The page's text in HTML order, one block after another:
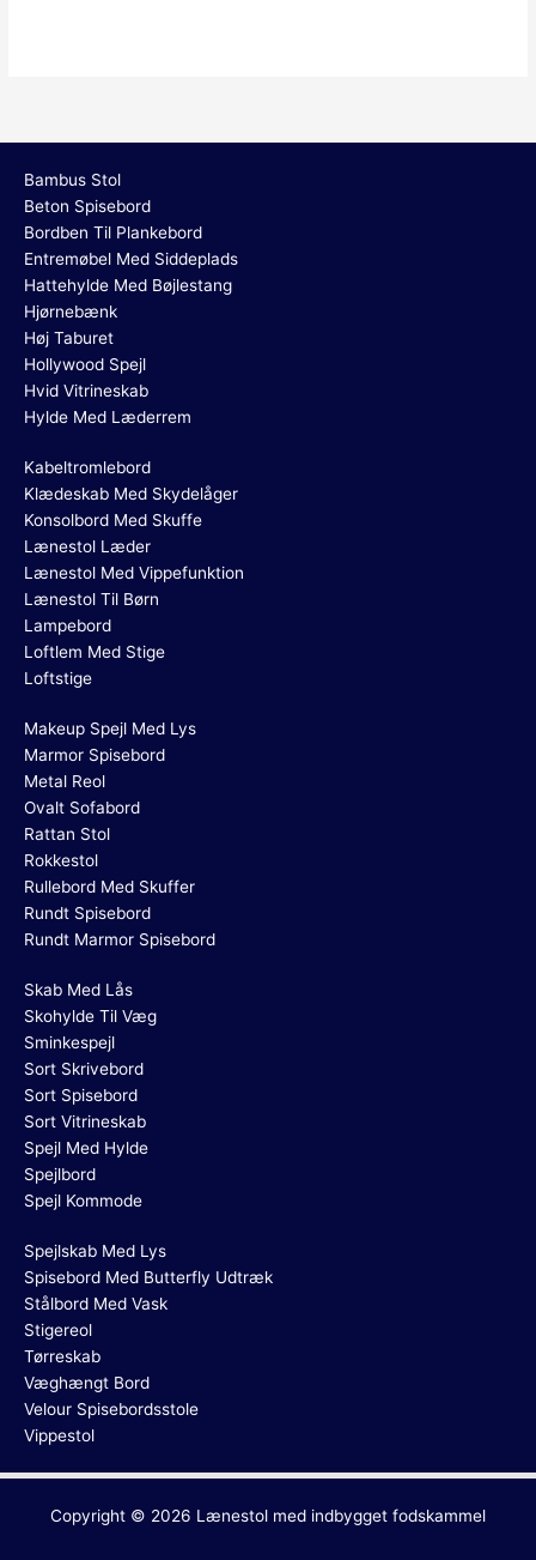
Bambus Stol
Beton Spisebord
Bordben Til Plankebord
Entremøbel Med Siddeplads
Hattehylde Med Bøjlestang
Hjørnebænk
Høj Taburet
Hollywood Spejl
Hvid Vitrineskab
Hylde Med Læderrem
Kabeltromlebord
Klædeskab Med Skydelåger
Konsolbord Med Skuffe
Lænestol Læder
Lænestol Med Vippefunktion
Lænestol Til Børn
Lampebord
Loftlem Med Stige
Loftstige
Makeup Spejl Med Lys
Marmor Spisebord
Metal Reol
Ovalt Sofabord
Rattan Stol
Rokkestol
Rullebord Med Skuffer
Rundt Spisebord
Rundt Marmor Spisebord
Skab Med Lås
Skohylde Til Væg
Sminkespejl
Sort Skrivebord
Sort Spisebord
Sort Vitrineskab
Spejl Med Hylde
Spejlbord
Spejl Kommode
Spejlskab Med Lys
Spisebord Med Butterfly Udtræk
Stålbord Med Vask
Stigereol
Tørreskab
Væghængt Bord
Velour Spisebordsstole
Vippestol
Copyright © 2026 Lænestol med indbygget fodskammel